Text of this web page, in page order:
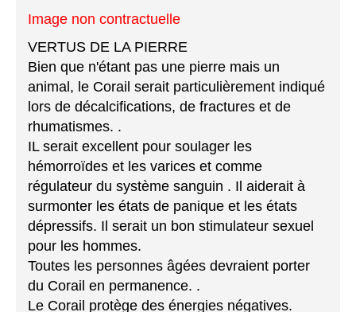
Image non contractuelle
VERTUS DE LA PIERRE
Bien que n'étant pas une pierre mais un
animal, le Corail serait particulièrement indiqué
lors de décalcifications, de fractures et de
rhumatismes. .
IL serait excellent pour soulager les
hémorroïdes et les varices et comme
régulateur du système sanguin . Il aiderait à
surmonter les états de panique et les états
dépressifs. Il serait un bon stimulateur sexuel
pour les hommes.
Toutes les personnes âgées devraient porter
du Corail en permanence. .
Le Corail protège des énergies négatives.